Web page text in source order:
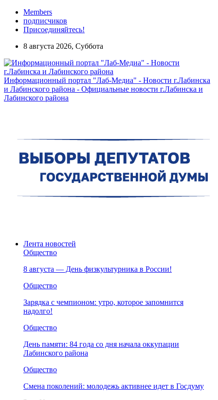
Members
подписчиков
Присоединяйтесь!
8 августа 2026, Суббота
Информационный портал "Лаб-Медиа" - Новости г.Лабинска
и Лабинского района - Официальные новости г.Лабинска и
Лабинского района
Лента новостей
Общество
8 августа — День физкультурника в России!
Общество
Зарядка с чемпионом: утро, которое запомнится
надолго!
Общество
День памяти: 84 года со дня начала оккупации
Лабинского района
Общество
Смена поколений: молодежь активнее идет в Госдуму